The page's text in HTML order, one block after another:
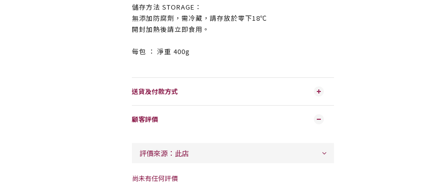
儲存方法 STORAGE：
無添加防腐劑，需冷藏，請存放於零下18℃
開封加熱後請立即食用。
每包 ： 淨重 400g
送貨及付款方式
顧客評價
尚未有任何評價